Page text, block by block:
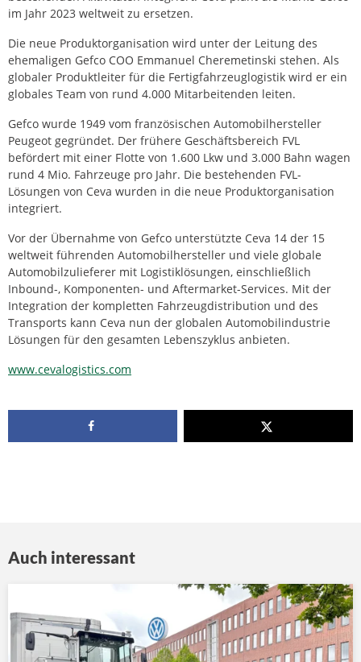
im Jahr 2023 weltweit zu ersetzen.
Die neue Produktorganisation wird unter der Leitung des
ehemaligen Gefco COO Emmanuel Cheremetinski stehen. Als
globaler Produktleiter für die Fertigfahrzeuglogistik wird er ein
globales Team von rund 4.000 Mitarbeitenden leiten.
Gefco wurde 1949 vom französischen Automobilhersteller
Peugeot gegründet. Der frühere Geschäftsbereich FVL
befördert mit einer Flotte von 1.600 Lkw und 3.000 Bahn wagen
rund 4 Mio. Fahrzeuge pro Jahr. Die bestehenden FVL-
Lösungen von Ceva wurden in die neue Produktorganisation
integriert.
Vor der Übernahme von Gefco unterstützte Ceva 14 der 15
weltweit führenden Automobilhersteller und viele globale
Automobilzulieferer mit Logistiklösungen, einschließlich
Inbound-, Komponenten- und Aftermarket-Services. Mit der
Integration der kompletten Fahrzeugdistribution und des
Transports kann Ceva nun der globalen Automobilindustrie
Lösungen für den gesamten Lebenszyklus anbieten.
www.cevalogistics.com
Auch interessant